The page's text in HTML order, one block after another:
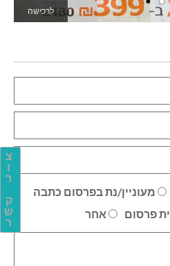
צ
ו
ר
ק
ש
ר
לרכישה
לאתר המשחקים
מעוניין/נת בפרסום כתבה
פרסום
אחר